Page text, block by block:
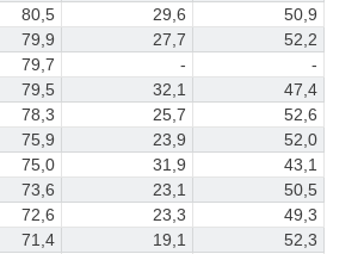
80,5 29,6
50,9
79,9 27,7
52,2
79,7 -
-
79,5 32,1
47,4
78,3 25,7
52,6
75,9 23,9
52,0
75,0 31,9
43,1
73,6 23,1
50,5
72,6 23,3
49,3
71,4 19,1
52,3